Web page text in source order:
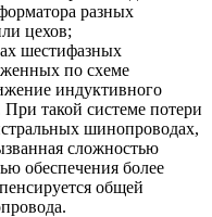
разных
цехов;
шестифазных
по схеме
индуктивного
такой системе потери
шинопроводах,
сложностью
обеспечения более
общей